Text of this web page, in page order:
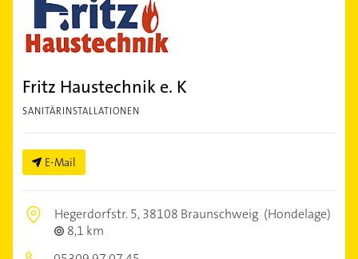
Fritz Haustechnik e. K
SANITÄRINSTALLATIONEN
E-Mail
Hegerdorfstr. 5,38108 Braunschweig (Hondelage)
8,1 km